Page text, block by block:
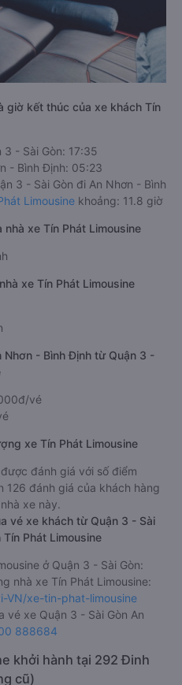
giờ kết thúc của xe khách Tín
3 - Sài Gòn: 17:35
- Bình Định: 05:23
3 - Sài Gòn đi An Nhơn - Bình
Limousine khoảng: 11.8 giờ
xe Tín Phát Limousine
xe Tín Phát Limousine
Nhơn - Bình Định từ Quận 3 -
vé
xe Tín Phát Limousine
đánh giá với số điểm
đánh giá của khách hàng
xe này.
vé xe khách từ Quận 3 - Sài
Phát Limousine
ở Quận 3 - Sài Gòn:
nhà xe Tín Phát Limousine:
VN/xe-tin-phat-limousine
vé xe Quận 3 - Sài Gòn An
888684
khởi hành tại 292 Đinh
cũ)